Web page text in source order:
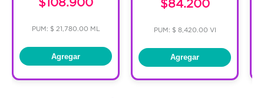
PUM: $ 21,780.00 ML
Agregar
$84.200
PUM: $ 8,420.00 VI
Agregar